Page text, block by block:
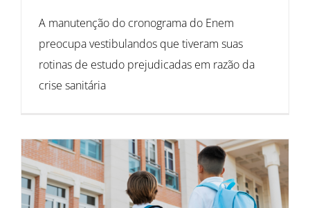
A manutenção do cronograma do Enem
preocupa vestibulandos que tiveram suas
rotinas de estudo prejudicadas em razão da
crise sanitária